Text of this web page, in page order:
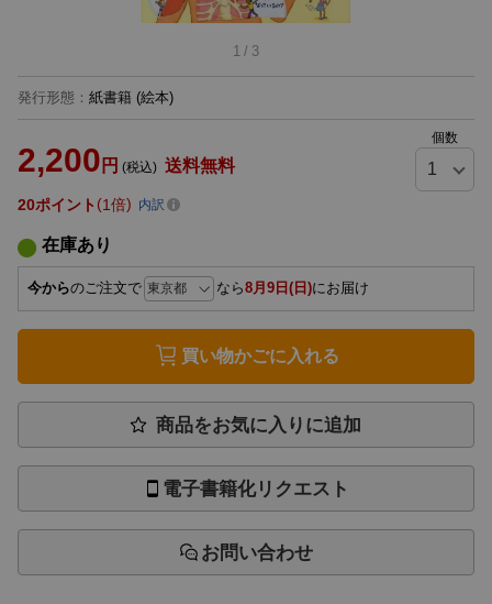
1 / 3
発行形態 ： 紙書籍 (絵本)
2,200 円 (税込) 送料無料
個数
20ポイント 1倍 内訳
在庫あり
今からのご注文で なら8月9日(日)にお届け
買い物かごに入れる
商品をお気に入りに追加
電子書籍化リクエスト
お問い合わせ